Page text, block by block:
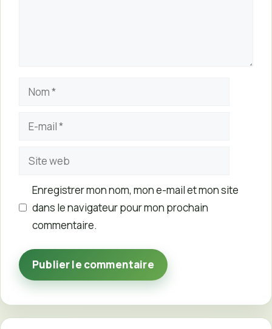
Nom
Site
Enregistrer mon nom, mon e-mail et mon site
dans le navigateur pour mon prochain
commentaire.